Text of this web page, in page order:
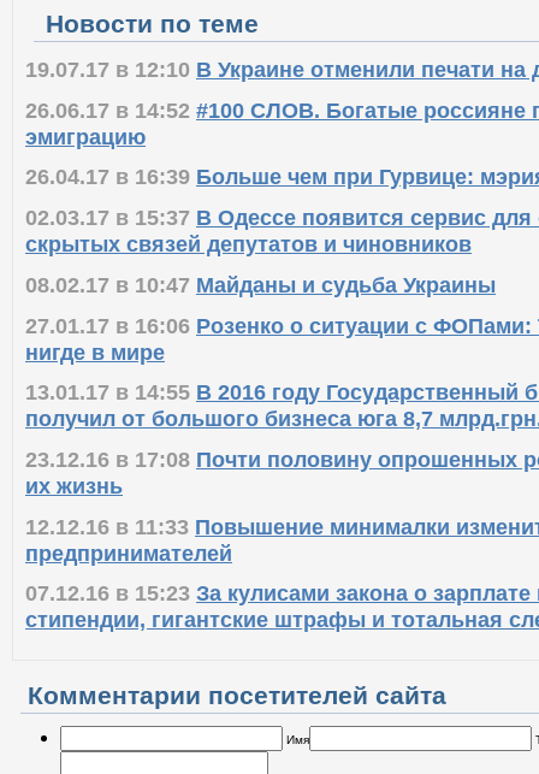
Новости по теме
19.07.17 в 12:10 В Украине отменили печати на
26.06.17 в 14:52 #100 СЛОВ. Богатые россияне
эмиграцию
26.04.17 в 16:39 Больше чем при Гурвице:
02.03.17 в 15:37 В Одессе появится сервис
скрытых связей депутатов и чиновников
08.02.17 в 10:47 Майданы и судьба Украины
27.01.17 в 16:06 Розенко о ситуации с ФОПами:
нигде в мире
13.01.17 в 14:55 В 2016 году Государственный
получил от большого бизнеса юга 8,7
23.12.16 в 17:08 Почти половину опрошенных
их жизнь
12.12.16 в 11:33 Повышение минималки
предпринимателей
07.12.16 в 15:23 За кулисами закона о
стипендии, гигантские штрафы и тотальная
Комментарии посетителей сайта
Имя